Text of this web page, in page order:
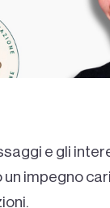
e gli
impegno